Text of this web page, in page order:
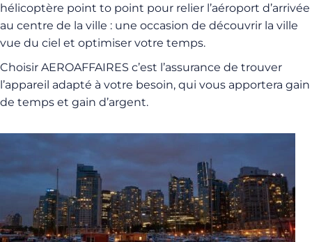
hélicoptère point to point pour relier l’aéroport d’arrivée
au centre de la ville : une occasion de découvrir la ville
vue du ciel et optimiser votre temps.
Choisir AEROAFFAIRES c’est l’assurance de trouver
l’appareil adapté à votre besoin, qui vous apportera gain
de temps et gain d’argent.